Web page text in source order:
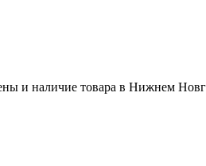
и наличие товара в Нижнем